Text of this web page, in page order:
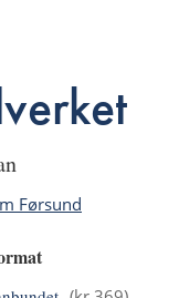
Førsund